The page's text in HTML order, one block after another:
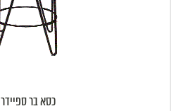
כסא בר ספיידר